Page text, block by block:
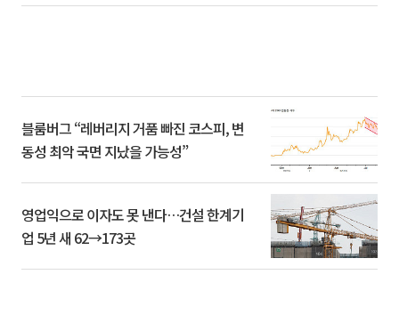
블룸버그 “레버리지 거품 빠진 코스피, 변
동성 최악 국면 지났을 가능성”
영업익으로 이자도 못 낸다…건설 한계기
업 5년 새 62→173곳